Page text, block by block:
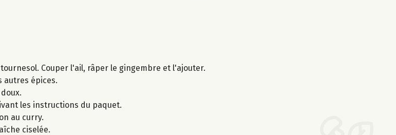
Couper l'ail, râper le gingembre et l'ajouter.
autres épices.
les instructions du paquet.
au curry.
ciselée.